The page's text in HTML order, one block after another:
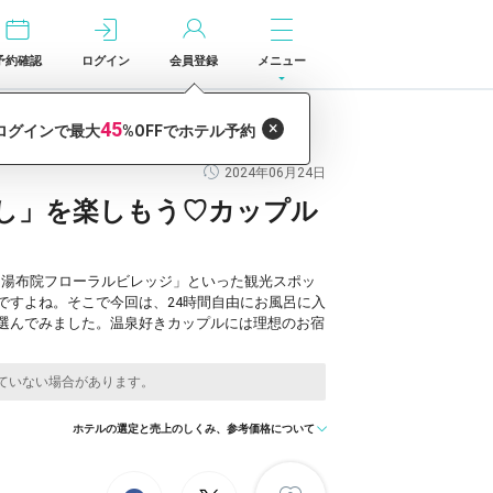
約確認 ログイン 会員登録 メニュー
2024年06月24日
」を楽しもう♡カップル
布院フローラルビレッジ」といった観光スポッ
よね。そこで今回は、24時間自由にお風呂に入
でみました。温泉好きカップルには理想のお宿
ホテルの選定と売上のしくみ、参考価格について